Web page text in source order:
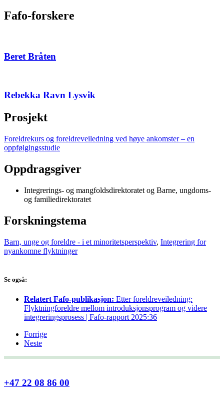
Fafo-forskere
Beret Bråten
Rebekka Ravn Lysvik
Prosjekt
Foreldrekurs og foreldreveiledning ved høye ankomster – en
oppfølgingsstudie
Oppdragsgiver
Integrerings- og mangfoldsdirektoratet og Barne, ungdoms-
og familiedirektoratet
Forskningstema
Barn, unge og foreldre - i et minoritetsperspektiv, Integrering for
nyankomne flyktninger
Se også:
Relatert Fafo-publikasjon: Etter foreldreveiledning:
Flyktningforeldre mellom introduksjonsprogram og videre
integreringsprosess | Fafo-rapport 2025:36
Forrige
Neste
+47 22 08 86 00